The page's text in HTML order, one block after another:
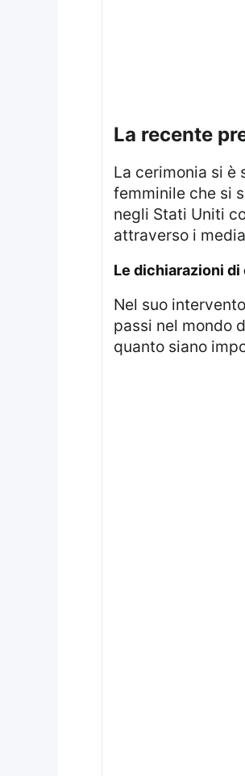
la recente
La cerimonia si è
femminile che si
negli Stati Uniti
attraverso i
le dichiarazioni
Nel suo
passi nel mondo
quanto siano